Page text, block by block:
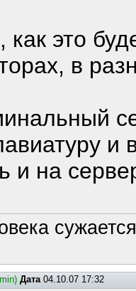
это
в
и
и на
Дата04.10.07 17:32